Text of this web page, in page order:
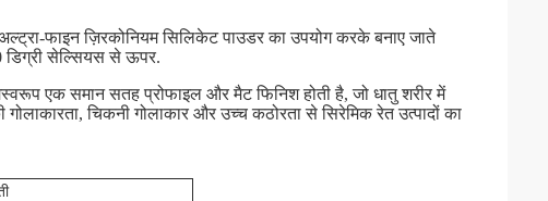
फाइन ज़िरकोनियम सिलिकेट पाउडर का उपयोग करके बनाए जाते
डिग्री सेल्सियस से ऊपर.
एक समान सतह प्रोफाइल और मैट फिनिश होती है, जो धातु शरीर में
चिकनी गोलाकार और उच्च कठोरता से सिरेमिक रेत उत्पादों का